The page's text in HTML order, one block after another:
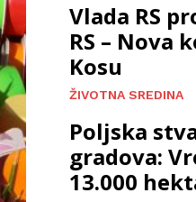
Vlada RS
RS – Nova
Kosu
ŽIVOTNA SREDINA
Poljska
gradova:
13.000